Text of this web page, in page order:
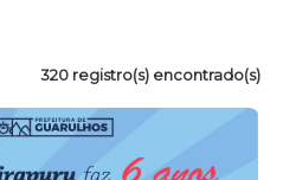
320 registro(s) encontrado(s)